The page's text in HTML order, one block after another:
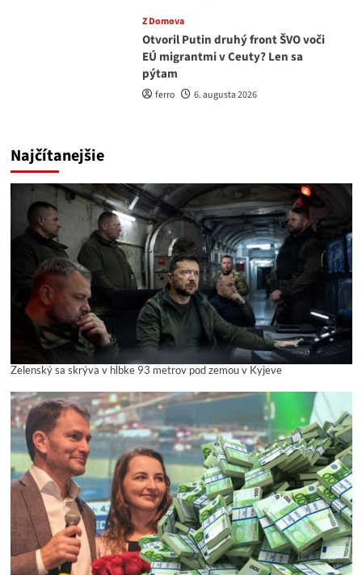
Z Domova
Otvoril Putin druhý front ŠVO voči
EÚ migrantmi v Ceuty? Len sa
pýtam
ferro 6. augusta 2026
Najčítanejšie
Zelenský sa skrýva v hĺbke 93 metrov pod zemou v Kyjeve